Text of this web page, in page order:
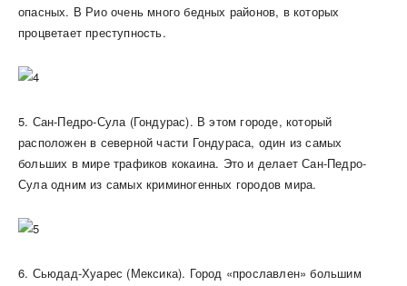
опасных. В Рио очень много бедных районов, в которых
процветает преступность.
5. Сан-Педро-Сула (Гондурас). В этом городе, который
расположен в северной части Гондураса, один из самых
больших в мире трафиков кокаина. Это и делает Сан-Педро-
Сула одним из самых криминогенных городов мира.
6. Сьюдад-Хуарес (Мексика). Город «прославлен» большим